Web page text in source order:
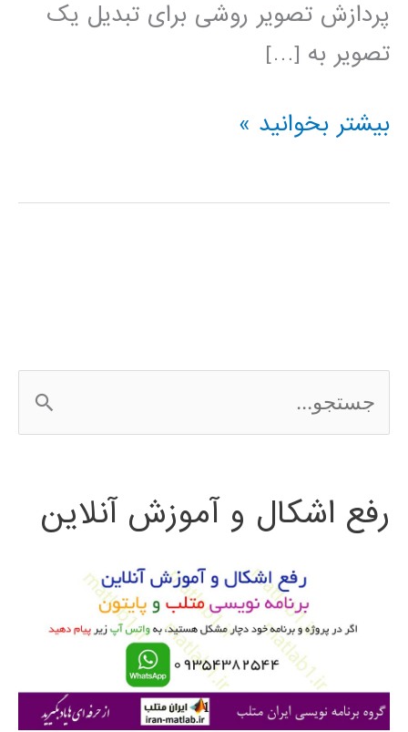
پردازش تصویر روشی برای تبدیل یک
تصویر به […]
پردازش
در
بیشتر بخوانید »
س
ج
ی
رفع اشکال و آموزش آنلاین